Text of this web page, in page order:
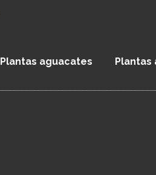
Plantas aguacates Plantas